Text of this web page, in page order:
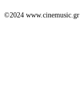
©2024 www.cinemusic.gr